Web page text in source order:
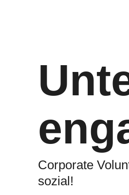
Corporate
sozial!